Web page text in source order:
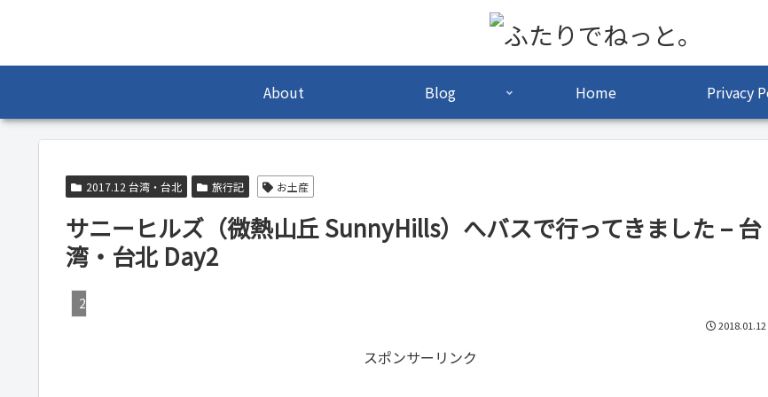
About Blog Home Privacy
2017.12 台湾・台北 旅行記 お土産
サニーヒルズ（微熱山丘 SunnyHills）へバスで行ってきました – 台
湾・台北 Day2
2017.12 台湾・台北
2018.01.12
スポンサーリンク